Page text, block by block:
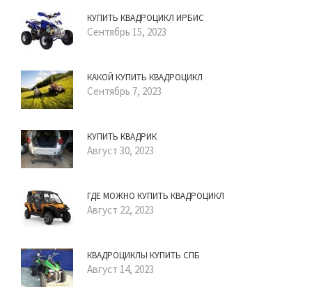
КУПИТЬ КВАДРОЦИКЛ ИРБИС
Сентябрь 15, 2023
КАКОЙ КУПИТЬ КВАДРОЦИКЛ
Сентябрь 7, 2023
КУПИТЬ КВАДРИК
Август 30, 2023
ГДЕ МОЖНО КУПИТЬ КВАДРОЦИКЛ
Август 22, 2023
КВАДРОЦИКЛЫ КУПИТЬ СПБ
Август 14, 2023